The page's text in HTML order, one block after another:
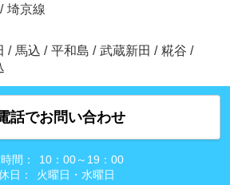
/ 埼京線
/ 馬込 / 平和島 / 武蔵新田 / 糀谷 /
話でお問い合わせ
間：
10：00～19：00
日：
火曜日・水曜日